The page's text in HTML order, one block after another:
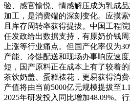
验、感官愉悦、情感解压成为乳成
加工，是消费端的深刻变化。应摸
且库存周转率获得提拔。中国工程
任发政给出数据支持，有原奶价钱
上涨等行业痛点。但国产化率仅为
产能、冷链配送和现场办事响应速
短，国产原料正在成本上有了较着
茶饮奶盖、蛋糕裱花，更易获得消
产值将由当前5000亿元规模提拔至
2025年研发投入同比增加48.09%。